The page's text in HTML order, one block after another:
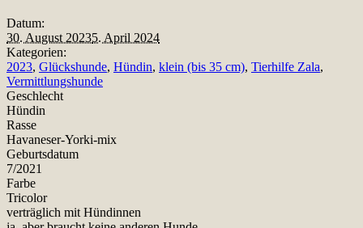
Datum:
30. August 20235. April 2024
Kategorien:
2023, Glückshunde, Hündin, klein (bis 35 cm), Tierhilfe Zala,
Vermittlungshunde
Geschlecht
Hündin
Rasse
Havaneser-Yorki-mix
Geburtsdatum
7/2021
Farbe
Tricolor
verträglich mit Hündinnen